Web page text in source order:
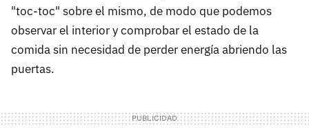
"toc-toc" sobre el mismo, de modo que podemos
observar el interior y comprobar el estado de la
comida sin necesidad de perder energía abriendo las
puertas.